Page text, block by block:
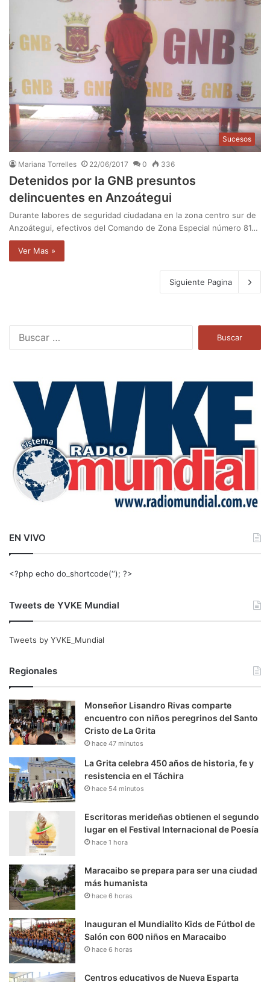
Sucesos
Mariana Torrelles 22/06/2017 0 336
Detenidos por la GNB presuntos
delincuentes en Anzoátegui
Durante labores de seguridad ciudadana en la zona centro sur de
Anzoátegui, efectivos del Comando de Zona Especial número 81…
Ver Mas »
Siguiente Pagina
a
EN VIVO
<?php echo do_shortcode(‘‘); ?>
Tweets de YVKE Mundial
Tweets by YVKE_Mundial
Regionales
Monseñor Lisandro Rivas comparte
encuentro con niños peregrinos del Santo
Cristo de La Grita
hace 47 minutos
La Grita celebra 450 años de historia, fe y
resistencia en el Táchira
hace 54 minutos
Escritoras merideñas obtienen el segundo
lugar en el Festival Internacional de Poesía
hace 1 hora
Maracaibo se prepara para ser una ciudad
más humanista
hace 6 horas
Inauguran el Mundialito Kids de Fútbol de
Salón con 600 niños en Maracaibo
hace 6 horas
Centros educativos de Nueva Esparta